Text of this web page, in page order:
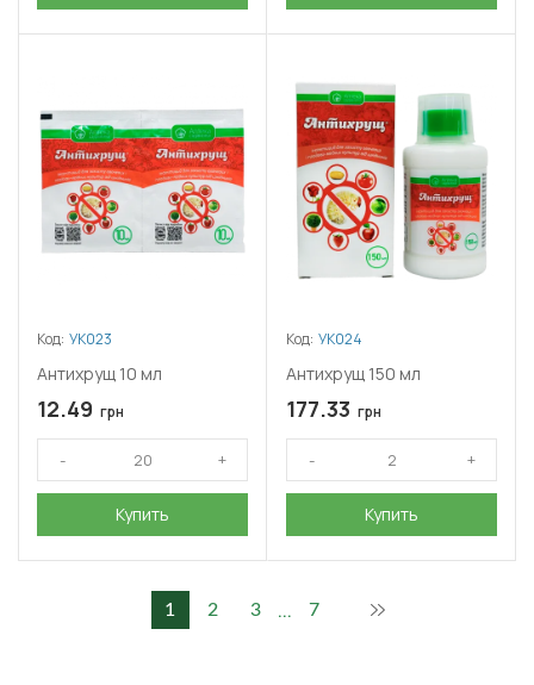
Код: УК023
Антихрущ 10 мл
12.49 грн
Купить
Код: УК024
Антихрущ 150 мл
177.33 грн
Купить
1 2 3 ... 7